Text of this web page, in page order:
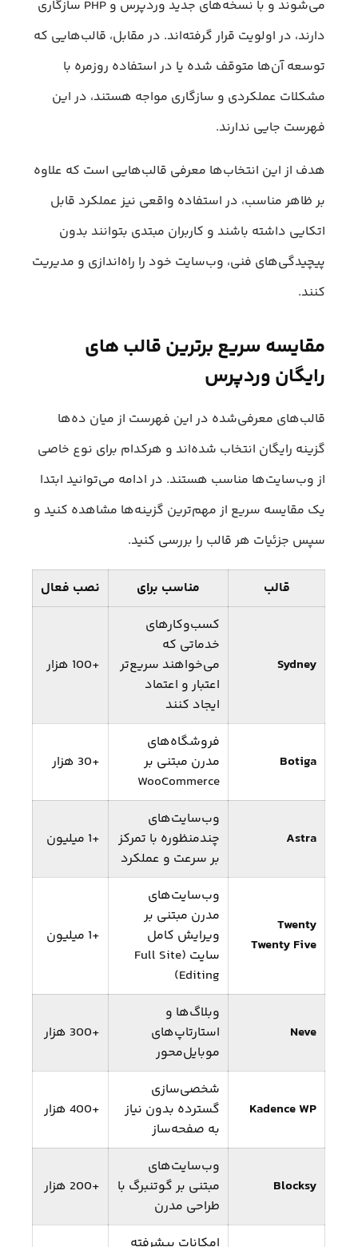
می‌شوند و با نسخه‌های جدید وردپرس و PHP سازگاری
دارند، در اولویت قرار گرفته‌اند. در مقابل، قالب‌هایی که
توسعه آن‌ها متوقف شده یا در استفاده روزمره با
مشکلات عملکردی و سازگاری مواجه هستند، در این
فهرست جایی ندارند.
هدف از این انتخاب‌ها معرفی قالب‌هایی است که علاوه
بر ظاهر مناسب، در استفاده واقعی نیز عملکرد قابل
اتکایی داشته باشند و کاربران مبتدی بتوانند بدون
پیچیدگی‌های فنی، وب‌سایت خود را راه‌اندازی و مدیریت
کنند.
مقایسه سریع برترین قالب های
رایگان وردپرس
قالب‌های معرفی‌شده در این فهرست از میان ده‌ها
گزینه رایگان انتخاب شده‌اند و هرکدام برای نوع خاصی
از وب‌سایت‌ها مناسب هستند. در ادامه می‌توانید ابتدا
یک مقایسه سریع از مهم‌ترین گزینه‌ها مشاهده کنید و
سپس جزئیات هر قالب را بررسی کنید.
قالب مناسب برای نصب فعال
Sydney
کسب‌وکارهای
خدماتی که
می‌خواهند سریع‌تر
اعتبار و اعتماد
ایجاد کنند
+100 هزار
Botiga
فروشگاه‌های
مدرن مبتنی بر
WooCommerce
+30 هزار
Astra
وب‌سایت‌های
چندمنظوره با تمرکز
بر سرعت و عملکرد
+1 میلیون
Twenty
Twenty Five
وب‌سایت‌های
مدرن مبتنی بر
ویرایش کامل
سایت (Full Site
Editing)
+1 میلیون
Neve
وبلاگ‌ها و
استارتاپ‌های
موبایل‌محور
+300 هزار
Kadence WP
شخصی‌سازی
گسترده بدون نیاز
به صفحه‌ساز
+400 هزار
Blocksy
وب‌سایت‌های
مبتنی بر گوتنبرگ با
طراحی مدرن
+200 هزار